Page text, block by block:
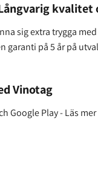
kvalitet
sig extra trygga
garanti på 5 år på
Vinotag
Google Play - Läs